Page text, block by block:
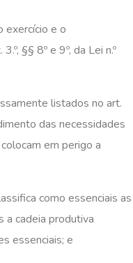
exercício e o
§§ 8º e 9º, da Lei n.º
listados no art.
das necessidades
em perigo a
como essenciais as
a cadeia produtiva
essenciais; e